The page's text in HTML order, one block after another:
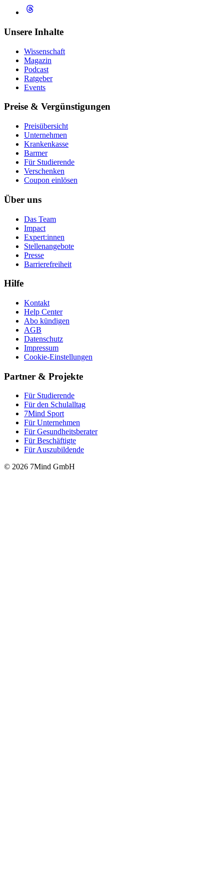
Unsere Inhalte
Wissenschaft
Magazin
Podcast
Ratgeber
Events
Preise & Vergünstigungen
Preisübersicht
Unternehmen
Krankenkasse
Barmer
Für Studierende
Ver­schen­ken
Coupon einlösen
Über uns
Das Team
Impact
Expert:innen
Stellenangebote
Presse
Barrierefreiheit
Hilfe
Kontakt
Help Center
Abo kündigen
AGB
Datenschutz
Impressum
Cookie-Einstellungen
Partner & Projekte
Für Stu­die­rende
Für den Schulalltag
7Mind Sport
Für Unter­neh­men
Für Gesund­heits­be­ra­ter
Für Beschäftigte
Für Auszubildende
© 2026 7Mind GmbH